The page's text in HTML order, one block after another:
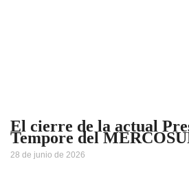
El cierre de la actual
Tempore del
28 de junio de 2026